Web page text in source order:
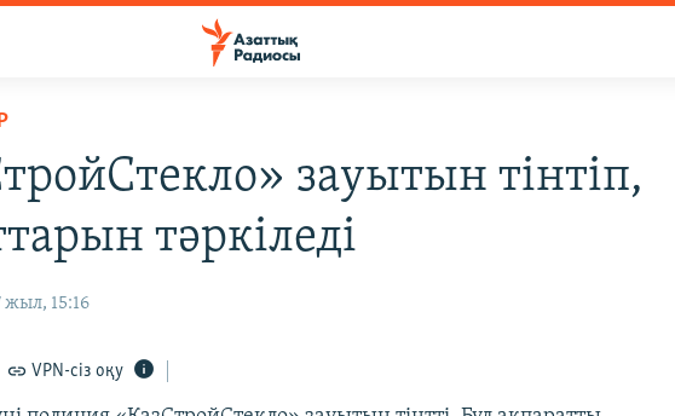
зауытын тінтіп,
тәркіледі
жыл, 15:16
VPN-сіз оқу